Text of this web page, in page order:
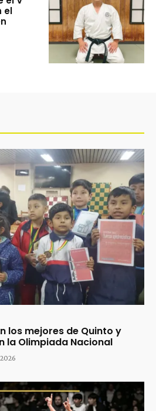
el
los mejores de Quinto y
la Olimpiada Nacional